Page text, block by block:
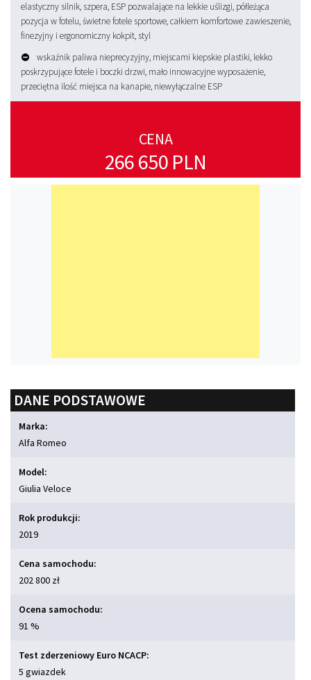
elastyczny silnik, szpera, ESP pozwalające na lekkie uślizgi, półleżąca
pozycja w fotelu, świetne fotele sportowe, całkiem komfortowe zawieszenie,
finezyjny i ergonomiczny kokpit, styl
wskaźnik paliwa nieprecyzyjny, miejscami kiepskie plastiki, lekko
poskrzypujące fotele i boczki drzwi, mało innowacyjne wyposażenie,
przeciętna ilość miejsca na kanapie, niewyłączalne ESP
CENA
266 650 PLN
DANE PODSTAWOWE
Marka:
Alfa Romeo
Model:
Giulia Veloce
Rok produkcji:
2019
Cena samochodu:
202 800 zł
Ocena samochodu:
91 %
Test zderzeniowy Euro NCACP:
5 gwiazdek